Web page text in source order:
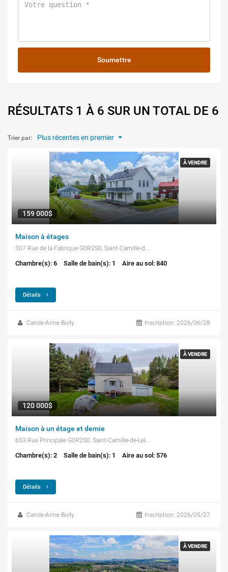
Soumettre
RÉSULTATS 1 À 6 SUR UN TOTAL DE 6
Trier par: Plus récentes en premier
À VENDRE
159 000$
Maison à étages
307 Rue de la Fabrique G0R2S0, Saint-Camille-de-Lellis
Chambre(s): 6 Salle de bain(s): 1 Aire au sol: 840
Détails
Carole-Anne Boily Inscription: 2026/06/28
À VENDRE
120 000$
Maison à un étage et demie
653 Rue Principale G0R2S0, Saint-Camille-de-Lellis
Chambre(s): 2 Salle de bain(s): 1 Aire au sol: 576
Détails
Carole-Anne Boily Inscription: 2026/05/27
À VENDRE